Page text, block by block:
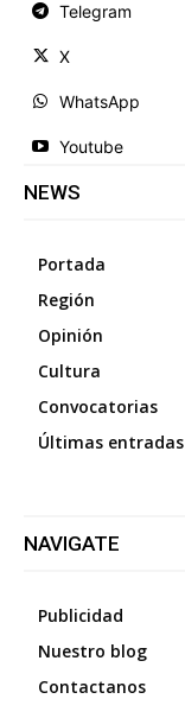
Telegram
X
WhatsApp
Youtube
NEWS
Portada
Región
Opinión
Cultura
Convocatorias
Últimas entradas
NAVIGATE
Publicidad
Nuestro blog
Contactanos